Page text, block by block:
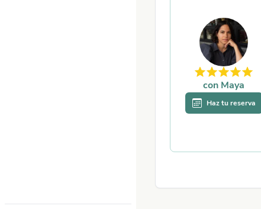
con Maya
Haz tu reserva